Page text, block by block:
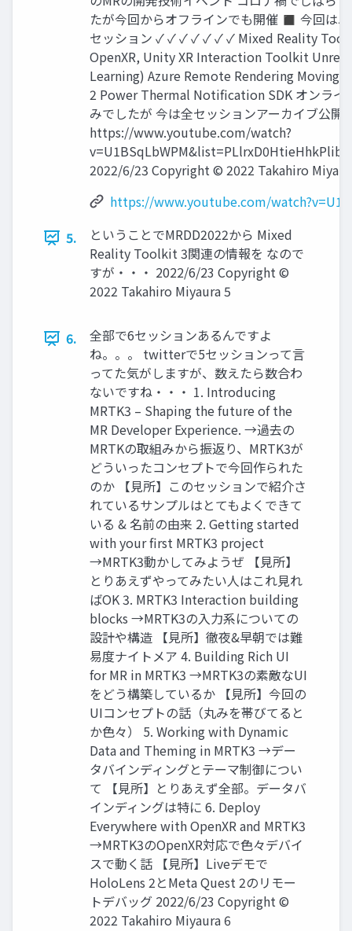
たが今回からオフラインでも開催 ◼ 今回は
セッション ✓ ✓ ✓ ✓ ✓ ✓ ✓ Mixed Reality
OpenXR, Unity XR Interaction Toolkit
Learning) Azure Remote Rendering Moving
2 Power Thermal Notification SDK オンライ
みでしたが 今は全セッションアーカイブ公開
https://www.youtube.com/watch?
2022/6/23 Copyright © 2022 Takahiro
https://www.youtube.com/
5.
ということでMRDD2022から Mixed
Reality Toolkit 3関連の情報を なので
すが・・・ 2022/6/23 Copyright ©
2022 Takahiro Miyaura 5
6.
全部で6セッションあるんですよ
ね。。。 twitterで5セッションって言
ってた気がしますが、数えたら数合わ
ないですね・・・ 1. Introducing
MRTK3 – Shaping the future of the
MR Developer Experience. →過去の
MRTKの取組みから振返り、MRTK3が
どういったコンセプトで今回作られた
のか 【見所】このセッションで紹介さ
れているサンプルはとてもよくできて
いる & 名前の由来 2. Getting started
with your first MRTK3 project
→MRTK3動かしてみようぜ 【見所】
とりあえずやってみたい人はこれ見れ
ばOK 3. MRTK3 Interaction building
blocks →MRTK3の入力系についての
設計や構造 【見所】徹夜&早朝では難
易度ナイトメア 4. Building Rich UI
for MR in MRTK3 →MRTK3の素敵なUI
をどう構築しているか 【見所】今回の
UIコンセプトの話（丸みを帯びてると
か色々） 5. Working with Dynamic
Data and Theming in MRTK3 →デー
タバインディングとテーマ制御につい
て 【見所】とりあえず全部。データバ
インディングは特に 6. Deploy
Everywhere with OpenXR and MRTK3
→MRTK3のOpenXR対応で色々デバイ
スで動く話 【見所】Liveデモで
HoloLens 2とMeta Quest 2のリモー
トデバッグ 2022/6/23 Copyright ©
2022 Takahiro Miyaura 6